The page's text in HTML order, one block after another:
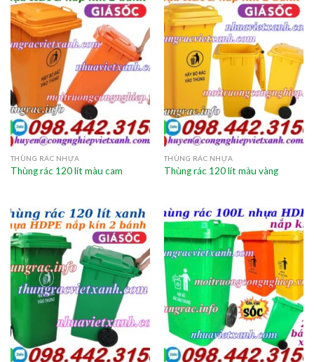
THÙNG RÁC NHỰA
Thùng rác 120 lít màu cam
THÙNG RÁC NHỰA
Thùng rác 120 lít màu vàng